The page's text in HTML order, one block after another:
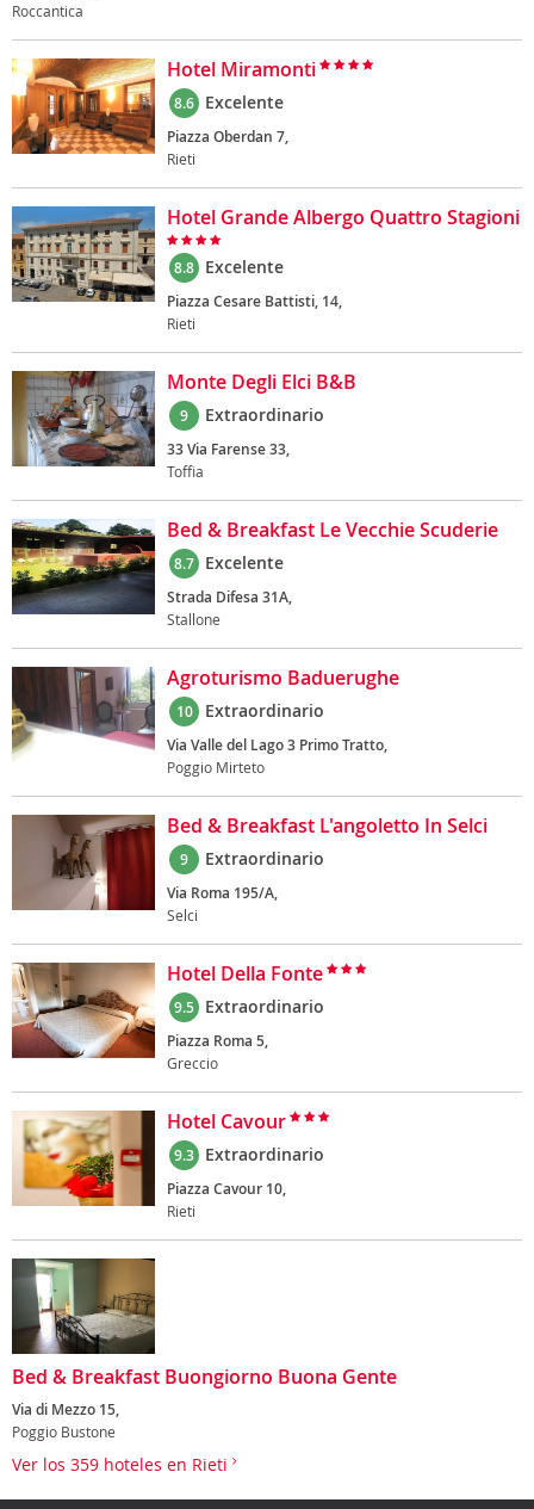
Roccantica
Hotel Miramonti
8.6 Excelente
Piazza Oberdan 7,
Rieti
Hotel Grande Albergo Quattro Stagioni
8.8 Excelente
Piazza Cesare Battisti, 14,
Rieti
Monte Degli Elci B&B
9 Extraordinario
33 Via Farense 33,
Toffia
Bed & Breakfast Le Vecchie Scuderie
8.7 Excelente
Strada Difesa 31A,
Stallone
Agroturismo Baduerughe
10 Extraordinario
Via Valle del Lago 3 Primo Tratto,
Poggio Mirteto
Bed & Breakfast L'angoletto In Selci
9 Extraordinario
Via Roma 195/A,
Selci
Hotel Della Fonte
9.5 Extraordinario
Piazza Roma 5,
Greccio
Hotel Cavour
9.3 Extraordinario
Piazza Cavour 10,
Rieti
Bed & Breakfast Buongiorno Buona Gente
Via di Mezzo 15,
Poggio Bustone
Ver los 359 hoteles en Rieti